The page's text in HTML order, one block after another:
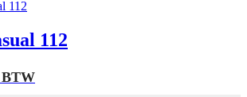
112